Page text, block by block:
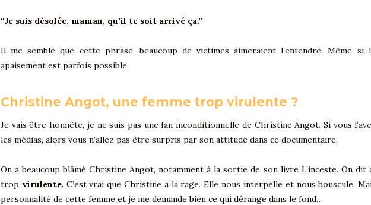
“Je suis désolée, maman, qu’il te soit arrivé ça.”
Il me semble que cette phrase, beaucoup de victimes aimeraient l’entendre. Même si
apaisement est parfois possible.
Christine Angot, une femme trop virulente ?
Je vais être honnête, je ne suis pas une fan inconditionnelle de Christine Angot. Si vous
les médias, alors vous n’allez pas être surpris par son attitude dans ce documentaire.
On a beaucoup blâmé Christine Angot, notamment à la sortie de son livre L’inceste. On dit
trop virulente. C’est vrai que Christine a la rage. Elle nous interpelle et nous bouscule.
personnalité de cette femme et je me demande bien ce qui dérange dans le fond…